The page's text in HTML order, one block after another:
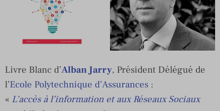
Livre Blanc d’Alban Jarry, Président Délégué de
l’Ecole Polytechnique d’Assurances :
« L’accès à l’information et aux Réseaux Sociaux